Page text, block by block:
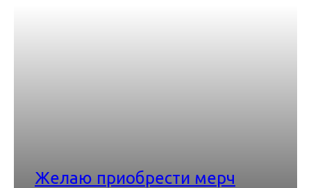
Желаю приобрести мерч